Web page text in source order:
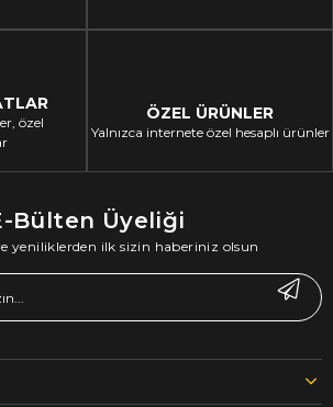
özel
ÖZEL ÜRÜNLER
Yalnızca internete özel hesaplı ürünler
Bülten Üyeliği
yeniliklerden ilk sizin haberiniz olsun